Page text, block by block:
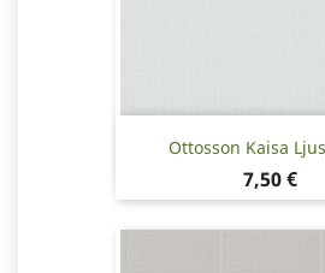
Ottosson Kaisa
Hinta
7,50 €